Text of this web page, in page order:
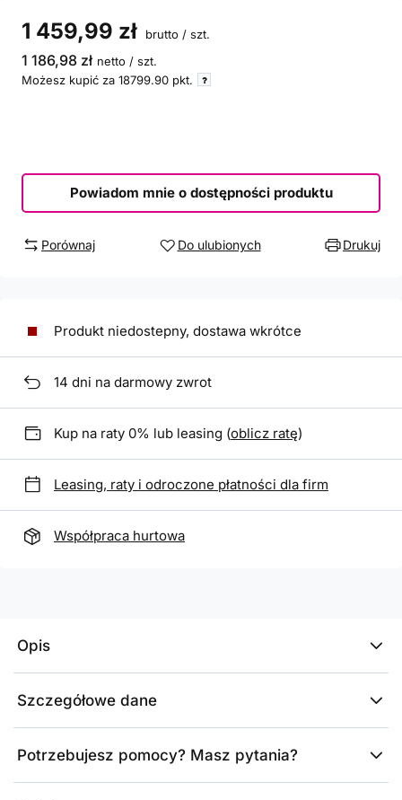
1 459,99 zł brutto / szt.
1 186,98 zł netto / szt.
Możesz kupić za 18799.90 pkt.
Powiadom mnie o dostępności produktu
Porównaj Do ulubionych Drukuj
Produkt niedostepny, dostawa wkrótce
14 dni na darmowy zwrot
Kup na raty 0% lub leasing (oblicz ratę)
Leasing, raty i odroczone płatności dla firm
Współpraca hurtowa
Opis
Szczegółowe dane
Potrzebujesz pomocy? Masz pytania?